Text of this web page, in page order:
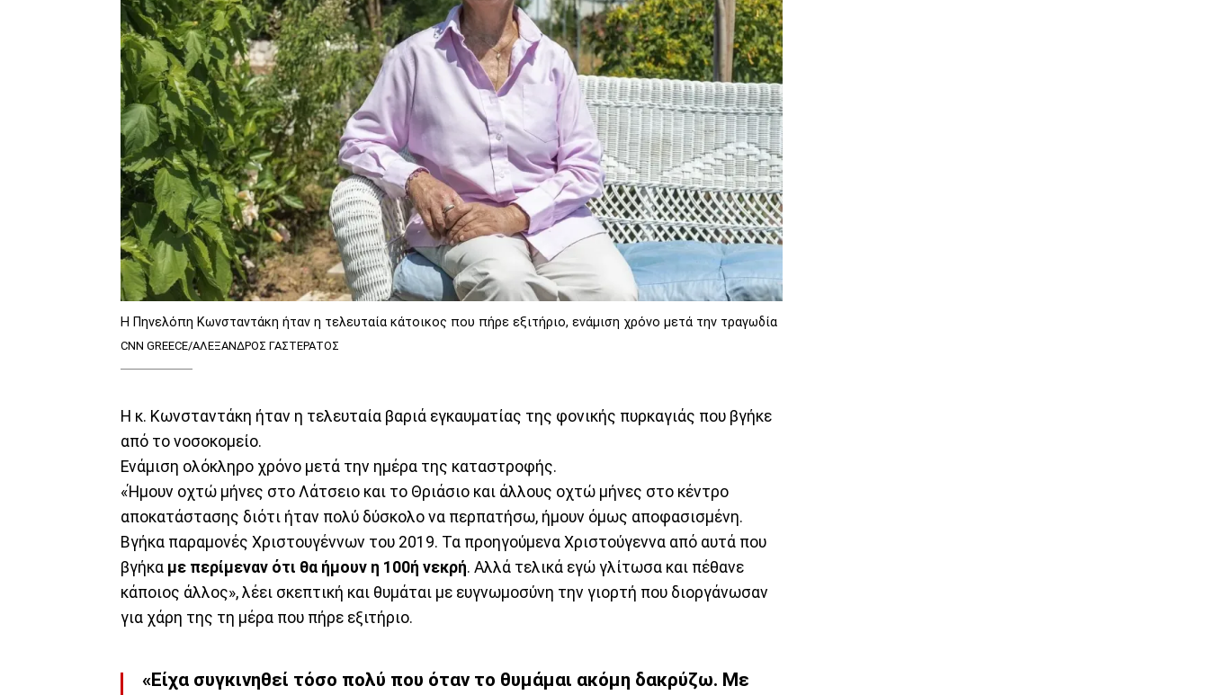
Η Πηνελόπη Κωνσταντάκη ήταν η τελευταία κάτοικος που πήρε εξιτήριο, ενάμιση χρόνο μετά την τραγωδία
CNN GREECE/ΑΛΕΞΑΝΔΡΟΣ ΓΑΣΤΕΡΑΤΟΣ
Η κ. Κωνσταντάκη ήταν η τελευταία βαριά εγκαυματίας της φονικής πυρκαγιάς που βγήκε
από το νοσοκομείο.
Ενάμιση ολόκληρο χρόνο μετά την ημέρα της καταστροφής.
«Ήμουν οχτώ μήνες στο Λάτσειο και το Θριάσιο και άλλους οχτώ μήνες στο κέντρο
αποκατάστασης διότι ήταν πολύ δύσκολο να περπατήσω, ήμουν όμως αποφασισμένη.
Βγήκα παραμονές Χριστουγέννων του 2019. Τα προηγούμενα Χριστούγεννα από αυτά που
βγήκα με περίμεναν ότι θα ήμουν η 100ή νεκρή. Αλλά τελικά εγώ γλίτωσα και πέθανε
κάποιος άλλος», λέει σκεπτική και θυμάται με ευγνωμοσύνη την γιορτή που διοργάνωσαν
για χάρη της τη μέρα που πήρε εξιτήριο.
«Είχα συγκινηθεί τόσο πολύ που όταν το θυμάμαι ακόμη δακρύζω. Με